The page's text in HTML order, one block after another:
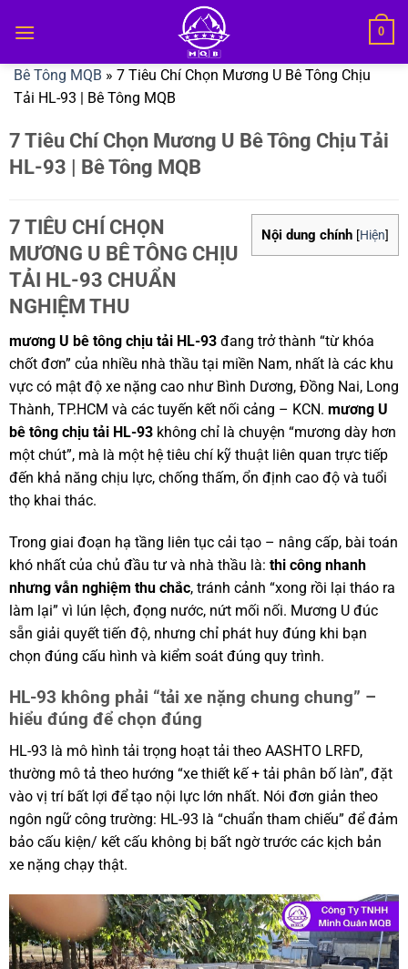
qua
dung
0
Bê Tông MQB » 7 Tiêu Chí Chọn Mương U Bê Tông Chịu
Tải HL-93 | Bê Tông MQB
7 Tiêu Chí Chọn Mương U Bê Tông Chịu Tải
HL-93 | Bê Tông MQB
Nội dung chính [Hiện]
7 TIÊU CHÍ CHỌN
MƯƠNG U BÊ TÔNG CHỊU
TẢI HL-93 CHUẨN
NGHIỆM THU
mương U bê tông chịu tải HL-93đang trở thành “từ khóa
chốt đơn” của nhiều nhà thầu tại miền Nam, nhất là các khu
vực có mật độ xe nặng cao như Bình Dương, Đồng Nai, Long
Thành, TP.HCM và các tuyến kết nối cảng – KCN. mương U
bê tông chịu tải HL-93không chỉ là chuyện “mương dày hơn
một chút”, mà là một hệ tiêu chí kỹ thuật liên quan trực tiếp
đến khả năng chịu lực, chống thấm, ổn định cao độ và tuổi
thọ khai thác.
Trong giai đoạn hạ tầng liên tục cải tạo – nâng cấp, bài toán
khó nhất của chủ đầu tư và nhà thầu là: thi công nhanh
nhưng vẫn nghiệm thu chắc, tránh cảnh “xong rồi lại tháo ra
làm lại” vì lún lệch, đọng nước, nứt mối nối. Mương U đúc
sẵn giải quyết tiến độ, nhưng chỉ phát huy đúng khi bạn
chọn đúng cấu hình và kiểm soát đúng quy trình.
HL-93 không phải “tải xe nặng chung chung” –
hiểu đúng để chọn đúng
HL-93 là mô hình tải trọng hoạt tải theo AASHTO LRFD,
thường mô tả theo hướng “xe thiết kế + tải phân bố làn”, đặt
vào vị trí bất lợi để tạo nội lực lớn nhất. Nói đơn giản theo
ngôn ngữ công trường: HL-93 là “chuẩn tham chiếu” để đảm
bảo cấu kiện/ kết cấu không bị bất ngờ trước các kịch bản
xe nặng chạy thật.